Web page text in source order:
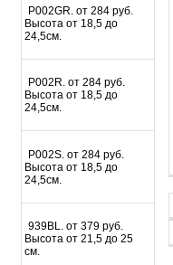
P002GR. от 284 руб.
Высота от 18,5 до
24,5см.
P002R. от 284 руб.
Высота от 18,5 до
24,5см.
P002S. от 284 руб.
Высота от 18,5 до
24,5см.
939BL. от 379 руб.
Высота от 21,5 до 25
см.